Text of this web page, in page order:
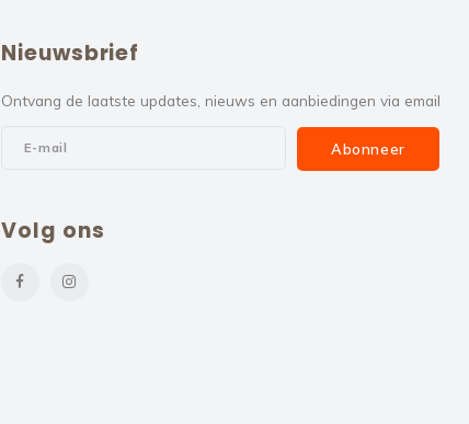
Nieuwsbrief
Ontvang de laatste updates, nieuws en aanbiedingen via email
Abonneer
Volg ons